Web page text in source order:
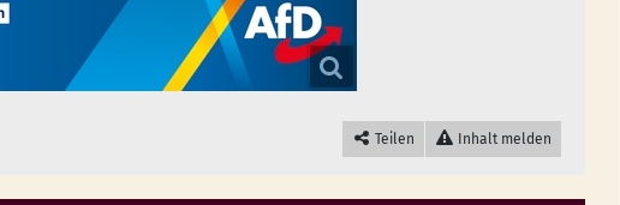
Teilen Inhalt melden